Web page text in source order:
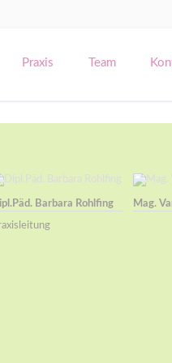
Praxis Team
Barbara Rohlfing Mag.